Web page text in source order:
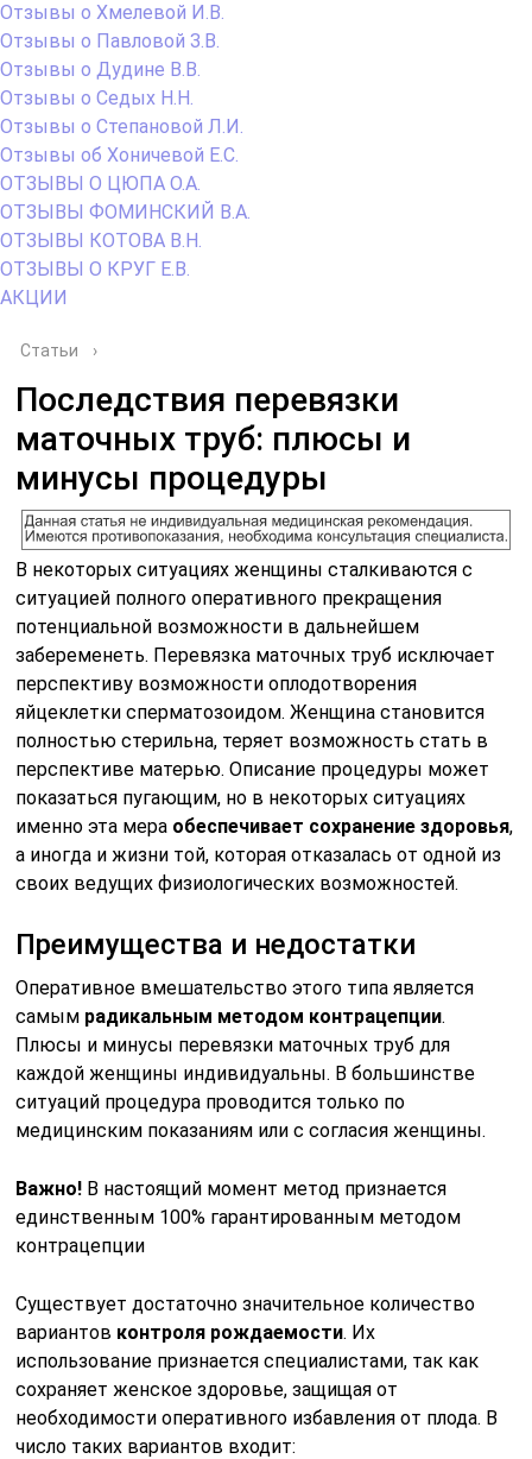
Отзывы о Хмелевой И.В.
Отзывы о Павловой З.В.
Отзывы о Дудине В.В.
Отзывы о Седых Н.Н.
Отзывы о Степановой Л.И.
Отзывы об Хоничевой Е.С.
ОТЗЫВЫ О ЦЮПА О.А.
ОТЗЫВЫ ФОМИНСКИЙ В.А.
ОТЗЫВЫ КОТОВА В.Н.
ОТЗЫВЫ О КРУГ Е.В.
АКЦИИ
Статьи ›
Последствия перевязки
маточных труб: плюсы и
минусы процедуры
В некоторых ситуациях женщины сталкиваются с
ситуацией полного оперативного прекращения
потенциальной возможности в дальнейшем
забеременеть. Перевязка маточных труб исключает
перспективу возможности оплодотворения
яйцеклетки сперматозоидом. Женщина становится
полностью стерильна, теряет возможность стать в
перспективе матерью. Описание процедуры может
показаться пугающим, но в некоторых ситуациях
именно эта мера обеспечивает сохранение здоровья,
а иногда и жизни той, которая отказалась от одной из
своих ведущих физиологических возможностей.
Преимущества и недостатки
Оперативное вмешательство этого типа является
самым радикальным методом контрацепции.
Плюсы и минусы перевязки маточных труб для
каждой женщины индивидуальны. В большинстве
ситуаций процедура проводится только по
медицинским показаниям или с согласия женщины.
Важно! В настоящий момент метод признается
единственным 100% гарантированным методом
контрацепции
Существует достаточно значительное количество
вариантов контроля рождаемости. Их
использование признается специалистами, так как
сохраняет женское здоровье, защищая от
необходимости оперативного избавления от плода. В
число таких вариантов входит: